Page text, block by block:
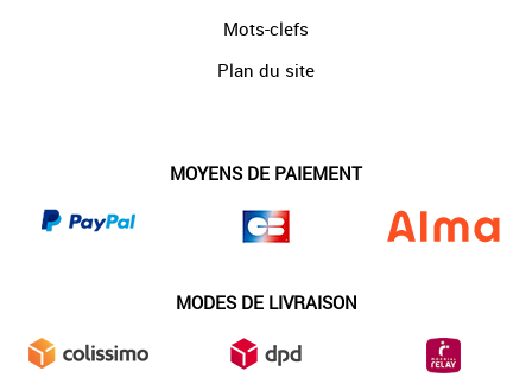
Mots-clefs
Plan du site
MOYENS DE PAIEMENT
MODES DE LIVRAISON